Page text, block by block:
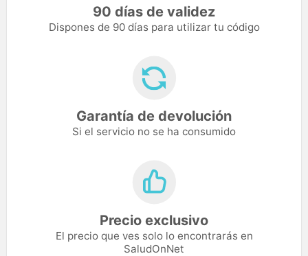
90 días de validez
Dispones de 90 días para utilizar tu código
Garantía de devolución
Si el servicio no se ha consumido
Precio exclusivo
El precio que ves solo lo encontrarás en
SaludOnNet